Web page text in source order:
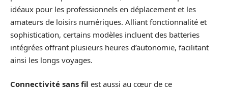
idéaux pour les professionnels en déplacement et les
amateurs de loisirs numériques. Alliant fonctionnalité et
sophistication, certains modèles incluent des batteries
intégrées offrant plusieurs heures d’autonomie, facilitant
ainsi les longs voyages.
Connectivité sans fil est aussi au cœur de ce